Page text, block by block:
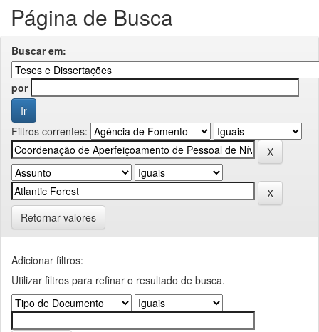
Página de Busca
Buscar em:
por
Filtros correntes:
Retornar valores
Adicionar filtros:
Utilizar filtros para refinar o resultado de busca.